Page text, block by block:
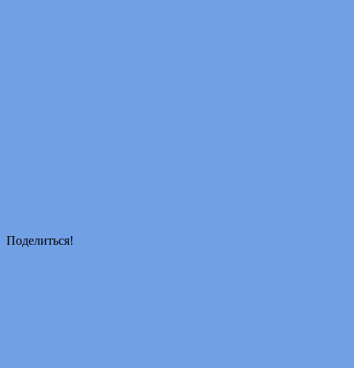
Поделиться!